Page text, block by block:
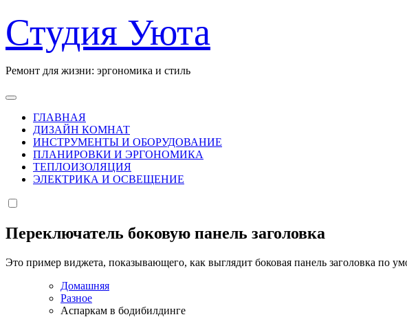
к
содержанию
Студия Уюта
Ремонт для жизни: эргономика и стиль
ГЛАВНАЯ
ДИЗАЙН КОМНАТ
ИНСТРУМЕНТЫ И ОБОРУДОВАНИЕ
ПЛАНИРОВКИ И ЭРГОНОМИКА
ТЕПЛОИЗОЛЯЦИЯ
ЭЛЕКТРИКА И ОСВЕЩЕНИЕ
Переключатель боковую панель заголовка
Это пример виджета, показывающего, как выглядит боковая панель заголовка по
Домашняя
Разное
Аспаркам в бодибилдинге